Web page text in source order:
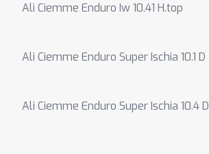
Ali Ciemme Enduro Iw 10.41 H.top
Ali Ciemme Enduro Super Ischia 10.1 D
Ali Ciemme Enduro Super Ischia 10.4 D